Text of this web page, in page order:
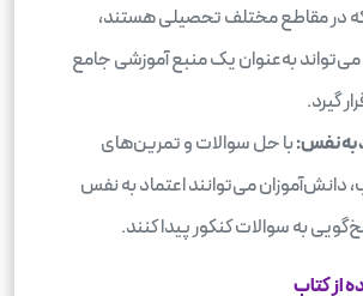
در مقاطع مختلف تحصیلی هستند،
به‌عنوان یک منبع آموزشی جامع
گیرد.
به نفس:با حل سوالات و تمرین‌های
دانش‌آموزان می‌توانند اعتماد به نفس
به سوالات کنکور پیدا کنند.
از کتاب